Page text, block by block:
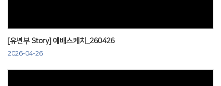
[유년부 Story] 예배스케치_260426
2026-04-26